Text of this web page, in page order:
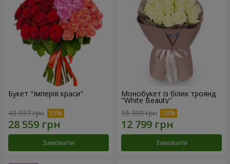
Букет "Імперія краси"
43 937 грн
Замовити
Монобукет із білих троянд
"White Beauty"
15 999 грн
Замовити